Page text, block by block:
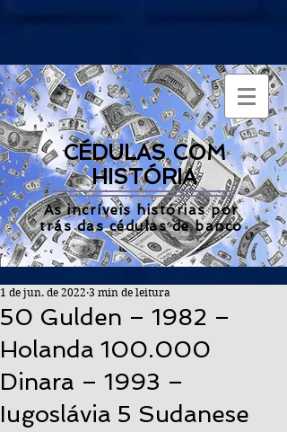
CÉDULAS COM
HISTÓRIA
As incríveis histórias por
trás das cédulas de banco
50 Gulden – 1982 –
Holanda 100.000
Dinara – 1993 –
Iugoslávia 5 Sudanese
1 de jun. de 2022 3 min de leitura